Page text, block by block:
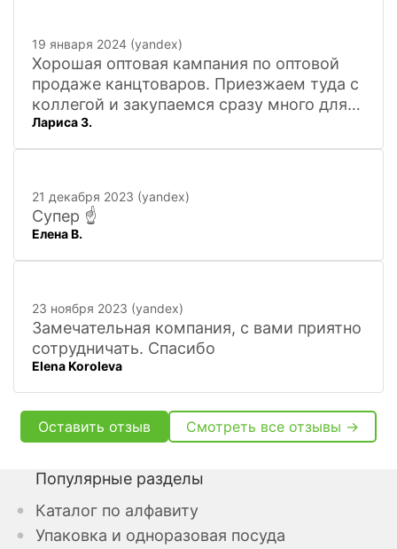
19 января 2024 (yandex)
Хорошая оптовая кампания по оптовой
продаже канцтоваров. Приезжаем туда с
коллегой и закупаемся сразу много для
офиса. Удобно. Есть практически всё, что
нужно, и по хорошим ценам. Вежливый
искать
Лариса З.
21 декабря 2023 (yandex)
Супер ☝️
Елена В.
23 ноября 2023 (yandex)
Замечательная компания, с вами приятно
сотрудничать. Спасибо
Elena Koroleva
Оставить отзыв Смотреть все отзывы →
Популярные разделы
Каталог по алфавиту
Упаковка и одноразовая посуда